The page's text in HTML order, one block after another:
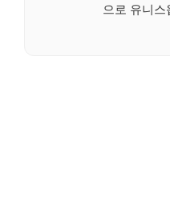
으로 유니스